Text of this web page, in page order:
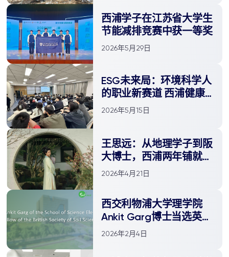
西浦学子在江苏省大学生
节能减排竞赛中获一等奖
2026年5月29日
ESG未来局：环境科学人
的职业新赛道 西浦健康
与环境科学系ESG主题咨
2026年5月15日
王思远：从地理学子到阪
大博士，西浦两年铺就的
环境科研成长路
2026年4月21日
西交利物浦大学理学院
Ankit Garg博士当选英国
土壤科学学会会士
2026年2月4日